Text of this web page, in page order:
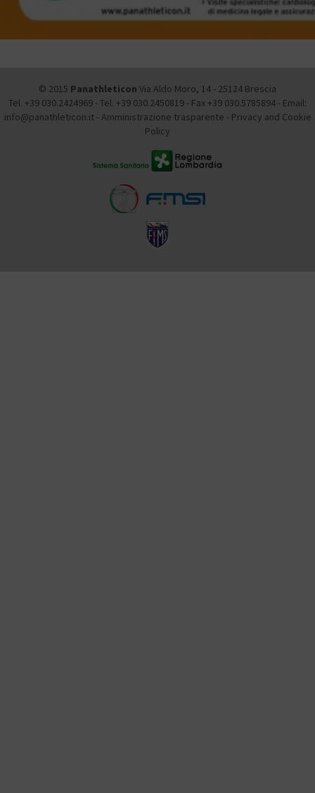
© 2015 Panathleticon Via Aldo Moro, 14 - 25124 Brescia
Tel. +39 030.2424969 - Tel. +39 030.2450819 - Fax +39 030.5785894 - Email:
info@panathleticon.it -Amministrazione trasparente - Privacy and Cookie
Policy